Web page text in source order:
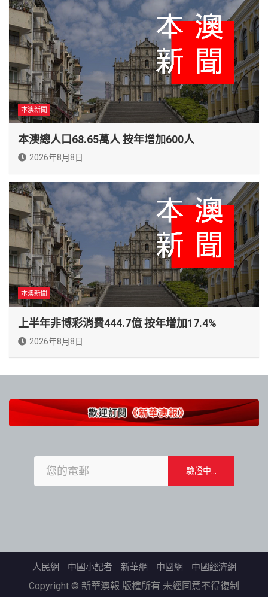
本澳新聞
本澳總人口68.65萬人 按年增加600人
2026年8月8日
本澳新聞
上半年非博彩消費444.7億 按年增加17.4%
2026年8月8日
人民網 中國小記者 新華網 中國網 中國經濟網
Copyright © 新華澳報 版權所有 未經同意不得復制